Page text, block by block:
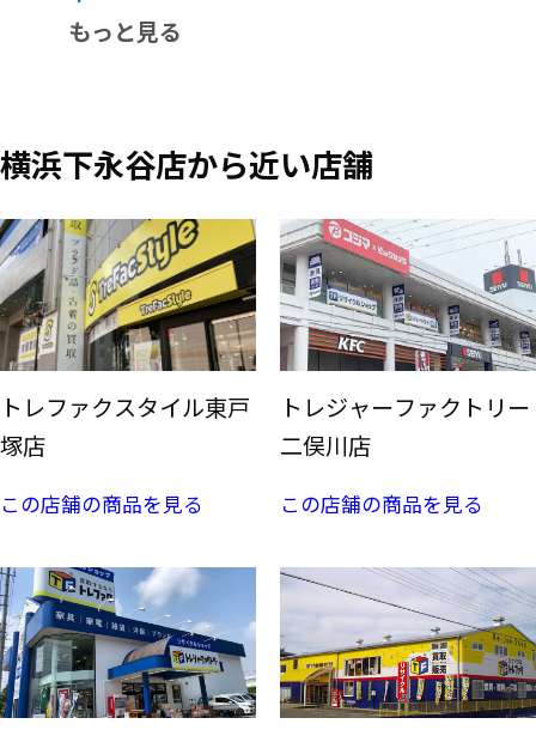
もっと見る
横浜下永谷店から近い店舗
トレファクスタイル東戸
塚店
この店舗の商品を見る
トレジャーファクトリー
二俣川店
この店舗の商品を見る